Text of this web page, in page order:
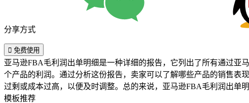
分享方式
 免费使用
亚马逊FBA毛利润出单明细是一种详细的报告，它列出了所有通过
个产品的利润。通过分析这份报告，卖家可以了解哪些产品的销售表
过剩或成本过高，以便及时调整。总的来说，亚马逊FBA毛利润出单
模板推荐